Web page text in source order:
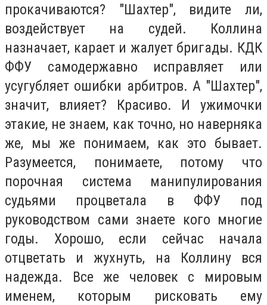
прокачиваются? "Шахтер", видите ли,
воздействует на судей. Коллина
назначает, карает и жалует бригады. КДК
ФФУ самодержавно исправляет или
усугубляет ошибки арбитров. А "Шахтер",
значит, влияет? Красиво. И ужимочки
этакие, не знаем, как точно, но наверняка
же, мы же понимаем, как это бывает.
Разумеется, понимаете, потому что
порочная система манипулирования
судьями процветала в ФФУ под
руководством сами знаете кого многие
годы. Хорошо, если сейчас начала
отцветать и жухнуть, на Коллину вся
надежда. Все же человек с мировым
именем, которым рисковать ему